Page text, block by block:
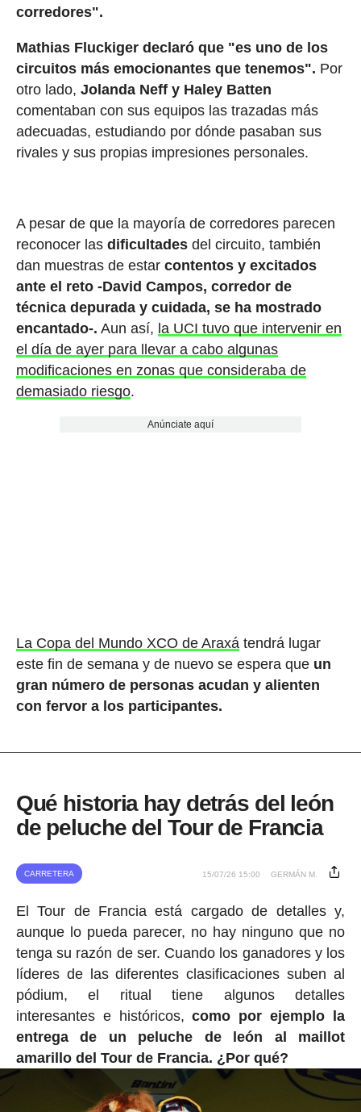
corredores".
Mathias Fluckiger declaró que "es uno de los
circuitos más emocionantes que tenemos". Por
otro lado, Jolanda Neff y Haley Batten
comentaban con sus equipos las trazadas más
adecuadas, estudiando por dónde pasaban sus
rivales y sus propias impresiones personales.
A pesar de que la mayoría de corredores parecen
reconocer las dificultadesdel circuito, también
dan muestras de estar contentos y excitados
ante el reto -David Campos, corredor de
técnica depurada y cuidada, se ha mostrado
encantado-. Aun así, la UCI tuvo que intervenir en
el día de ayer para llevar a cabo algunas
modificaciones en zonas que consideraba de
demasiado riesgo.
Anúnciate aquí
La Copa del Mundo XCO de Araxá tendrá lugar
este fin de semana y de nuevo se espera que un
gran número de personas acudan y alienten
con fervor a los participantes.
Qué historia hay detrás del león
de peluche del Tour de Francia
CARRETERA 15/07/26 15:00 GERMÁN M.
El Tour de Francia está cargado de detalles y,
aunque lo pueda parecer, no hay ninguno que no
tenga su razón de ser. Cuando los ganadores y los
líderes de las diferentes clasificaciones suben al
pódium, el ritual tiene algunos detalles
interesantes e históricos,como por ejemplo la
entrega de un peluche de león al maillot
amarillo del Tour de Francia. ¿Por qué?